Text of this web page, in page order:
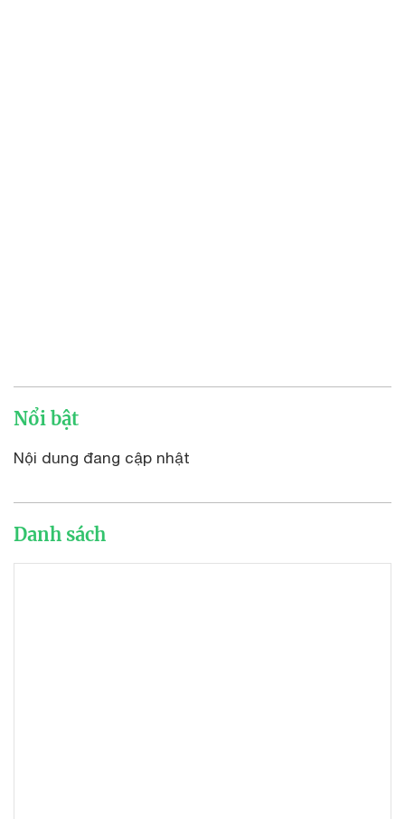
Nổi bật
Nội dung đang cập nhật
Danh sách